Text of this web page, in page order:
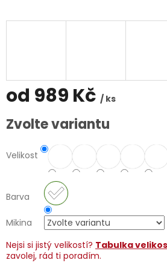
od 989 Kč / ks
Měrná
cena:
Zvolte variantu
Velikost
Barva
Mikina
Nejsi si jistý velikostí? Tabulka
zavolej, rád ti poradím.